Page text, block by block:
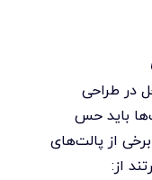
در طراحی
باید حس
از پالت‌های
از: